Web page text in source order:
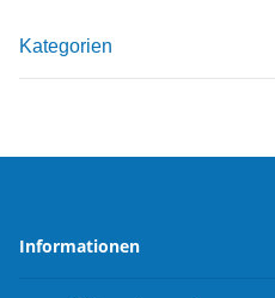
Kategorien
Informationen